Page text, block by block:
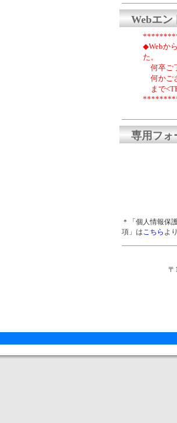
Webエン
◆Webか
た。
何卒ご
何かご
まで
専用フォ
＊「個人情報保
項」はこちら よ
〒